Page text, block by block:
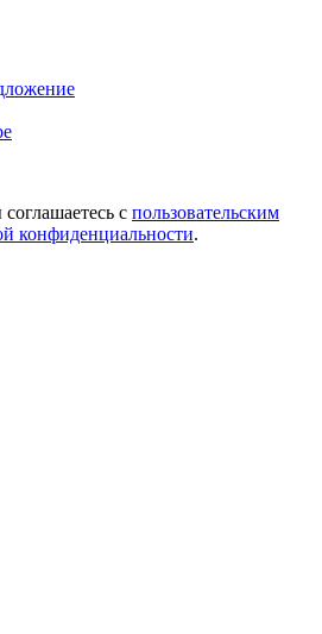
с пользовательским
конфиденциальности.